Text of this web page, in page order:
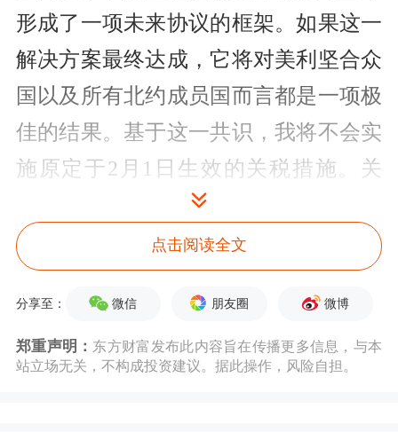
形成了一项未来协议的框架。如果这一
解决方案最终达成，它将对美利坚合众
国以及所有北约成员国而言都是一项极
佳的结果。基于这一共识，我将不会实
施原定于2月1日生效的关税措施。关
于“金色穹顶”在格陵兰相关问题上的进
一步讨论仍在进行中。随着谈判推进，
将会公布更多信息。副总统JD·万斯、
国务卿马可·鲁比奥、特使史蒂夫·威特
科夫以及其他必要人员将负责相关谈
点击阅读全文
分享至： 微信 朋友圈 微博
郑重声明： 东方财富发布此内容旨在传播更多信息，与本
站立场无关，不构成投资建议。据此操作，风险自担。